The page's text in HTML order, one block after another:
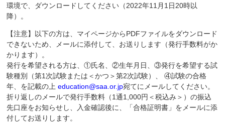
環境で、ダウンロードしてください（2022年11月1日20時以
降）。
【注意】以下の方は、マイページからPDFファイルをダウンロード
できないため、メールに添付して、お送りします（発行手数料がか
かります）。
発行を希望される方は、①氏名、②生年月日、③発行を希望する試
験種別（第1次試験または＜かつ＞第2次試験）、 ④試験の合格
年、を記載の上education@saa.or.jp宛てにメールしてください。
折り返しのメールで発行手数料（1通1,000円＜税込み＞）の振込
先口座をお知らせし、入金確認後に、「合格証明書」をメールに添
付してお送りします。